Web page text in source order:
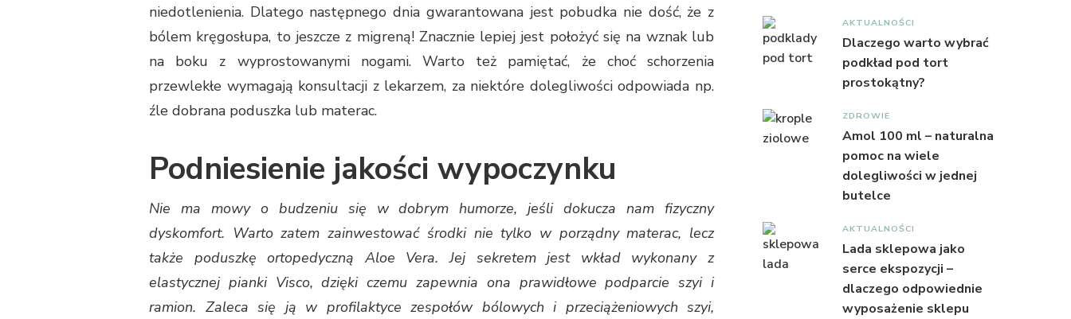
niedotlenienia. Dlatego następnego dnia gwarantowana jest pobudka nie dość, że z
bólem kręgosłupa, to jeszcze z migreną! Znacznie lepiej jest położyć się na wznak lub
na boku z wyprostowanymi nogami. Warto też pamiętać, że choć schorzenia
przewlekłe wymagają konsultacji z lekarzem, za niektóre dolegliwości odpowiada np.
źle dobrana poduszka lub materac.
Podniesienie jakości wypoczynku
Nie ma mowy o budzeniu się w dobrym humorze, jeśli dokucza nam fizyczny
dyskomfort. Warto zatem zainwestować środki nie tylko w porządny materac, lecz
także poduszkę ortopedyczną Aloe Vera. Jej sekretem jest wkład wykonany z
elastycznej pianki Visco, dzięki czemu zapewnia ona prawidłowe podparcie szyi i
ramion. Zaleca się ją w profilaktyce zespołów bólowych i przeciążeniowych szyi,
AKTUALNOŚCI
Dlaczego warto wybrać
podkład pod tort
prostokątny?
ZDROWIE
Amol 100 ml – naturalna
pomoc na wiele
dolegliwości w jednej
butelce
AKTUALNOŚCI
Lada sklepowa jako
serce ekspozycji –
dlaczego odpowiednie
wyposażenie sklepu